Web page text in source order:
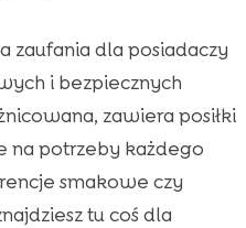
zaufania dla posiadaczy
i bezpiecznych
zawiera posiłki
na potrzeby każdego
smakowe czy
tu coś dla